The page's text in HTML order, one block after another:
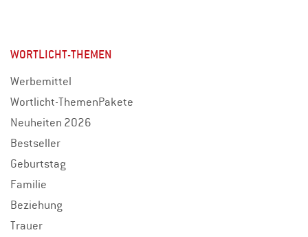
WORTLICHT-THEMEN
Werbemittel
Wortlicht-ThemenPakete
Neuheiten 2026
Bestseller
Geburtstag
Familie
Beziehung
Trauer